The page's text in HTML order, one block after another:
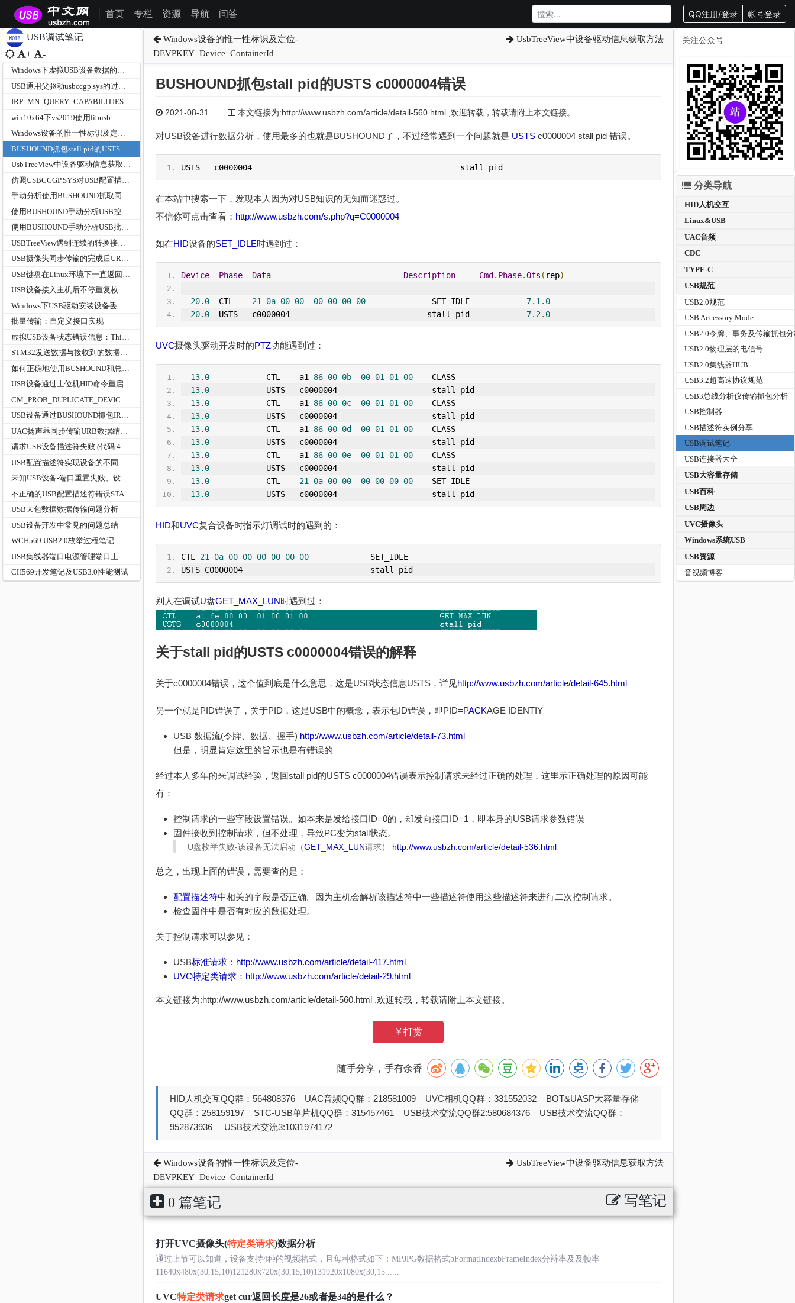
首页 专栏 资源 导航 问答 QQ注册/登录 帐号登录
USB调试笔记
+ -
Windows下虚拟USB设备数据的读写请求调试笔记
IRP_MN_QUERY_CAPABILITIES和IRP_MN_QUERY_INTERFACE在USB总线驱动中的作用
win10x64下vs2019使用libusb
Windows设备的惟一性标识及定位-DEVPKEY_Device_ContainerId
UsbTreeView中设备驱动信息获取方法
手动分析使用BUSHOUND抓取同步传输的URB
使用BUSHOUND手动分析USB批量传输的URB
USB摄像头同步传输的完成后URB参数
USB设备接入主机后不停重复枚举最后失败
批量传输：自定义接口实现
STM32发送数据与接收到的数据长度不一致问题
USB设备通过上位机HID命令重启几次后会出现未识别的USB设备，插拔设备端都没用，而是需要重启电脑才能恢复
USB设备通过BUSHOUND抓包IRP被取消USTS状态为0xC0010000
请求USB设备描述符失败 (代码 43)CM_PROB_FAILED_POST_START
未知USB设备-端口重置失败、设备描述符请求失败
USB大包数据数据传输问题分析
USB设备开发中常见的问题总结
WCH569 USB2.0枚举过程笔记
CH569开发笔记及USB3.0性能测试
Windows设备的惟一性标识及定位-
DEVPKEY_Device_ContainerId
UsbTreeView中设备驱动信息获取方法
BUSHOUND抓包stall pid的USTS c0000004错误
2021-08-31 本文链接为:http://www.usbzh.com/article/detail-560.html ,欢迎转载，转载请附上本文链接。
对USB设备进行数据分析，使用最多的也就是BUSHOUND了，不过经常遇到一个问题就是 USTSc0000004 stall pid 错误。
USTS
   c0000004                                            stall pid
在本站中搜索一下，发现本人因为对USB知识的无知而迷惑过。
不信你可点击查看： http://www.usbzh.com/s.php?q=C0000004
如在HID设备的SET_IDLE时遇到过：
Device Phase Data Description Cmd . Phase.Ofs ( rep)
------
-----
------------------------------------------------------------------
20.0
  CTL
21 0a 00 00 00 00 00 00
              SET IDLE
7.1 . 0
20.0
USTS
   c0000004                             stall pid
7.2. 0
UVC摄像头驱动开发时的PTZ功能遇到过：
13.0
            CTL    a1
86 00 0b 00 01 01 00
    CLASS
13.0
            USTS   c0000004                    stall pid
13.0
            CTL    a1
86 00 0c 00 01 01 00
    CLASS
13.0
            USTS   c0000004                    stall pid
13.0
            CTL    a1
86 00 0d 00 01 01 00
    CLASS
13.0
            USTS   c0000004                    stall pid
13.0
            CTL    a1
86 00 0e 00 01 01 00
    CLASS
13.0
            USTS   c0000004                    stall pid
13.0
            CTL
21 0a 00 00 00 00 00 00
    SET IDLE
13.0
            USTS   c0000004                    stall pid
HID和UVC复合设备时指示灯调试时的遇到的：
CTL 21 0a 00 00 00 00 00 00
SET_IDLE
USTS C0000004                           stall pid
别人在调试U盘GET_MAX_LUN时遇到过：
关于stall pid的USTS c0000004错误的解释
关于c0000004错误，这个值到底是什么意思，这是USB状态信息USTS，详见http://www.usbzh.com/article/detail-645.html
另一个就是PID错误了，关于PID，这是USB中的概念，表示包ID错误，即PID=PACKAGE IDENTIY
USB 数据流(令牌、数据、握手) http://www.usbzh.com/article/detail-73.html
但是，明显肯定这里的旨示也是有错误的
经过本人多年的来调试经验，返回stall pid的USTS c0000004错误表示控制请求未经过正确的处理，这里示正确处理的原因可能
有：
控制请求的一些字段设置错误。如本来是发给接口ID=0的，却发向接口ID=1，即本身的USB请求参数错误
固件接收到控制请求，但不处理，导致PC变为stall状态。
U盘枚举失败-该设备无法启动（GET_MAX_LUN请求） http://www.usbzh.com/article/detail-536.html
总之，出现上面的错误，需要查的是：
配置描述符中相关的字段是否正确。因为主机会解析该描述符中一些描述符使用这些描述符来进行二次控制请求。
检查固件中是否有对应的数据处理。
关于控制请求可以参见：
USB标准请求： http://www.usbzh.com/article/detail-417.html
UVC特定类请求： http://www.usbzh.com/article/detail-29.html
本文链接为:http://www.usbzh.com/article/detail-560.html ,欢迎转载，转载请附上本文链接。
￥打赏
随手分享，手有余香
HID人机交互QQ群：564808376 UAC音频QQ群：218581009 UVC相机QQ群：331552032 BOT&UASP大容量存储
QQ群：258159197 STC-USB单片机QQ群：315457461 USB技术交流QQ群2:580684376 USB技术交流QQ群：
952873936 USB技术交流3:1031974172
Windows设备的惟一性标识及定位-
DEVPKEY_Device_ContainerId
UsbTreeView中设备驱动信息获取方法
0 篇笔记 写笔记
打开UVC摄像头(特定类请求)数据分析
通过上节可以知道，设备支持4种的视频格式，且每种格式如下：MPJPG数据格式bFormatIndexbFrameIndex分辩率及及帧率
11640x480x(30,15,10)121280x720x(30,15,10)131920x1080x(30,15......
UVC特定类请求get cur返回长度是26或者是34的是什么？
关注公众号
分类导航
HID人机交互
Linux&USB
UAC音频
CDC
TYPE-C
USB规范
USB2.0规范
USB Accessory Mode
USB2.0令牌、事务及传输抓包
USB2.0物理层的电信号
USB2.0集线器HUB
USB3.2超高速协议规范
USB3总线分析仪传输抓包分析
USB控制器
USB描述符实例分享
USB调试笔记
USB连接器大全
USB大容量存储
USB百科
USB周边
UVC摄像头
Windows系统USB
USB资源
音视频博客